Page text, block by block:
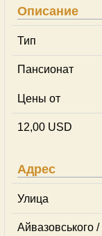
Описание
Тип
Пансионат
Цены от
12,00 USD
Адрес
Улица
Айвазовського